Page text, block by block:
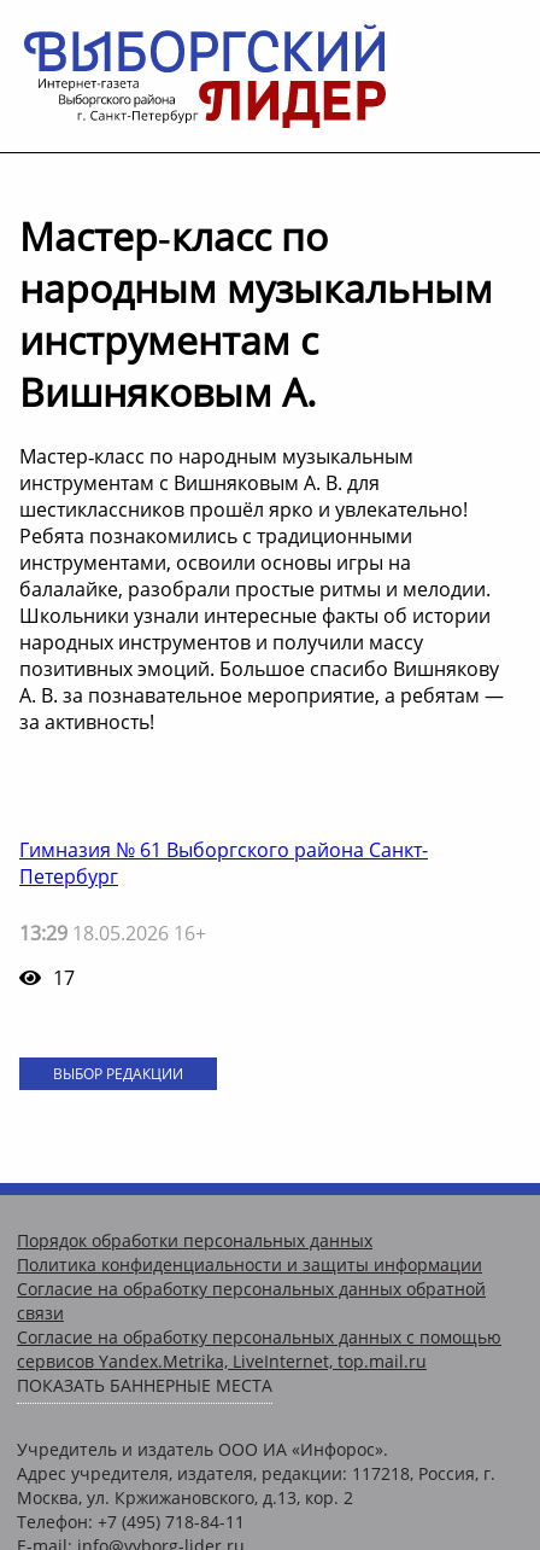
Мастер‑класс по
народным музыкальным
инструментам с
Вишняковым А.
Мастер‑класс по народным музыкальным
инструментам с Вишняковым А. В. для
шестиклассников прошёл ярко и увлекательно!
Ребята познакомились с традиционными
инструментами, освоили основы игры на
балалайке, разобрали простые ритмы и мелодии.
Школьники узнали интересные факты об истории
народных инструментов и получили массу
позитивных эмоций. Большое спасибо Вишнякову
А. В. за познавательное мероприятие, а ребятам —
за активность!
Гимназия № 61 Выборгского района Санкт-
Петербург
13:29 18.05.2026 16+
17
ВЫБОР РЕДАКЦИИ
Порядок обработки персональных данных
Политика конфиденциальности и защиты информации
Согласие на обработку персональных данных обратной
связи
Согласие на обработку персональных данных с помощью
сервисов Yandex.Metrika, LiveInternet, top.mail.ru
ПОКАЗАТЬ БАННЕРНЫЕ МЕСТА
Учредитель и издатель ООО ИА «Инфорос».
Адрес учредителя, издателя, редакции: 117218, Россия, г.
Москва, ул. Кржижановского, д.13, кор. 2
Телефон: +7 (495) 718-84-11